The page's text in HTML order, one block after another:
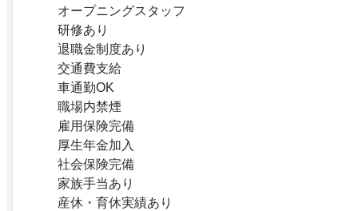
オープニングスタッフ
研修あり
退職金制度あり
交通費支給
車通勤OK
職場内禁煙
雇用保険完備
厚生年金加入
社会保険完備
家族手当あり
産休・育休実績あり